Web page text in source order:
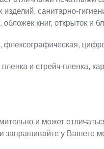
изделий, санитарно-
книг, открыток и
флексографическая,
и стрейч-пленка,
и может
запрашивайте у Вашего